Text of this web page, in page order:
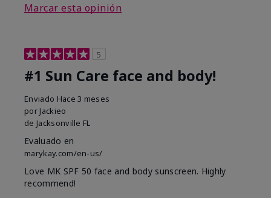
Marcar esta opinión
5
#1 Sun Care face and body!
Enviado Hace 3 meses
por Jackieo
de Jacksonville FL
Evaluado en
marykay.com/en-us/
Love MK SPF 50 face and body sunscreen. Highly
recommend!